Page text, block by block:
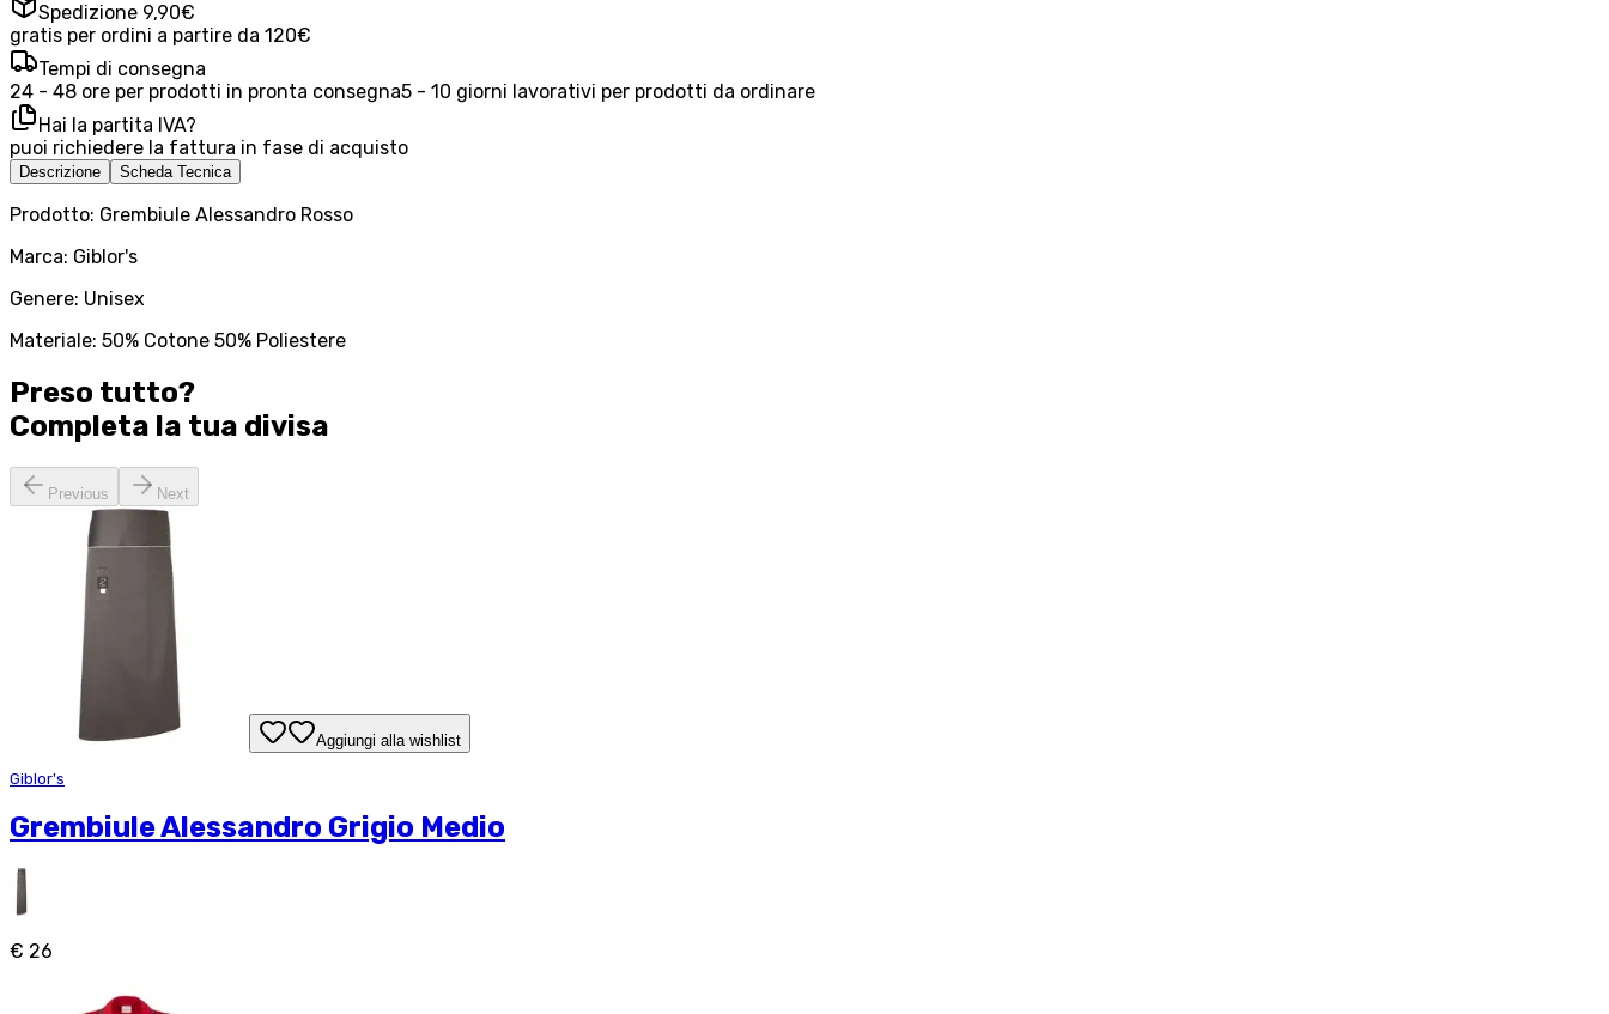
Spedizione 9,90€
gratis per ordini a partire da 120€
Tempi di consegna
24 - 48 ore per prodotti in pronta consegna5 - 10 giorni lavorativi per prodotti da ordinare
Hai la partita IVA?
puoi richiedere la fattura in fase di acquisto
Descrizione Scheda Tecnica
Prodotto: Grembiule Alessandro Rosso
Marca: Giblor's
Genere: Unisex
Materiale: 50% Cotone 50% Poliestere
Preso tutto?
Completa la tua divisa
Previous Next
Aggiungi alla wishlist
Giblor's
Grembiule Alessandro Grigio Medio
€ 26